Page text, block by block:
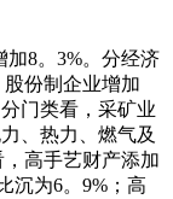
8。3%。分经济
份制企业增加
门类看，采矿业
、热力、燃气及
高手艺财产添加
沉为6。9%；高